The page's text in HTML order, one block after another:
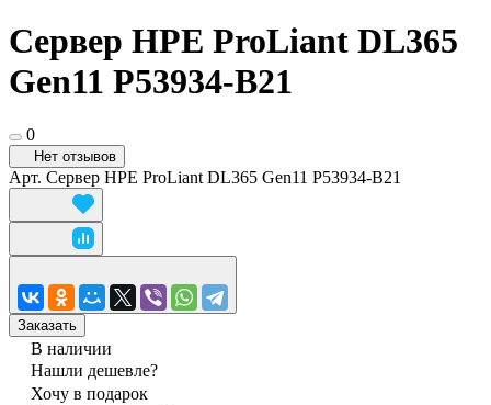
Сервер HPE ProLiant DL365
Gen11 P53934-B21
0
Нет отзывов
Арт. Сервер HPE ProLiant DL365 Gen11 P53934-B21
Заказать
В наличии
Нашли дешевле?
Хочу в подарок